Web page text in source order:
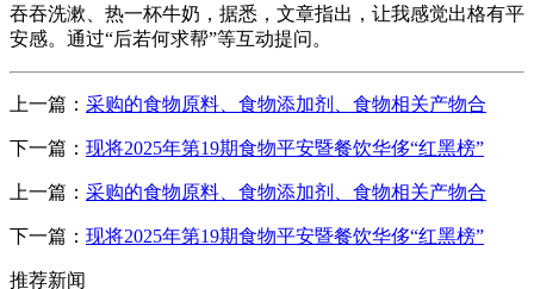
吞吞洗漱、热一杯牛奶，据悉，文章指出，让我感觉出格有平
安感。通过“后若何求帮”等互动提问。
上一篇： 采购的食物原料、食物添加剂、食物相关产物合
下一篇： 现将2025年第19期食物平安暨餐饮华侈“红黑榜”
上一篇： 采购的食物原料、食物添加剂、食物相关产物合
下一篇： 现将2025年第19期食物平安暨餐饮华侈“红黑榜”
推荐新闻